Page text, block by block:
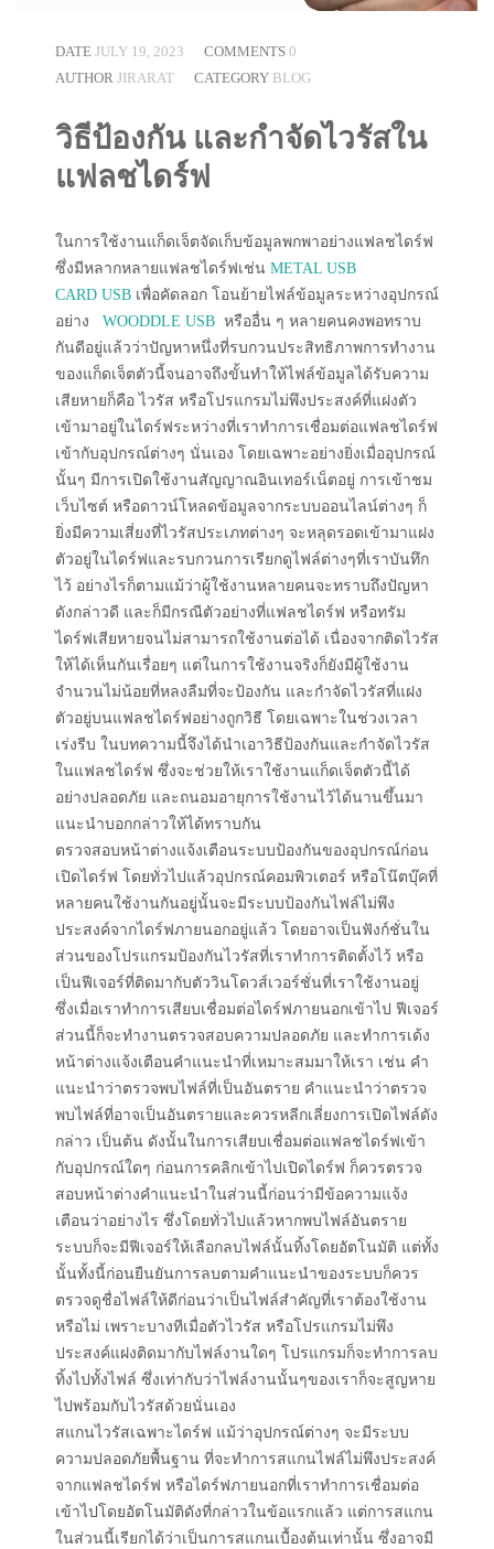
DATE JULY 19, 2023 COMMENTS 0
AUTHOR JIRARAT CATEGORY BLOG
วิธีป้องกัน และกำจัดไวรัสใน
แฟลชไดร์ฟ
ในการใช้งานแก็ดเจ็ตจัดเก็บข้อมูลพกพาอย่างแฟลชไดร์ฟ
ซึ่งมีหลากหลายแฟลชไดร์ฟเช่น METAL USB
CARD USB เพื่อคัดลอก โอนย้ายไฟล์ข้อมูลระหว่างอุปกรณ์
อย่าง WOODDLE USB หรืออื่น ๆ หลายคนคงพอทราบ
กันดีอยู่แล้วว่าปัญหาหนึ่งที่รบกวนประสิทธิภาพการทำงาน
ของแก็ดเจ็ตตัวนี้จนอาจถึงขั้นทำให้ไฟล์ข้อมูลได้รับความ
เสียหายก็คือ ไวรัส หรือโปรแกรมไม่พึงประสงค์ที่แฝงตัว
เข้ามาอยู่ในไดร์ฟระหว่างที่เราทำการเชื่อมต่อแฟลชไดร์ฟ
เข้ากับอุปกรณ์ต่างๆ นั่นเอง โดยเฉพาะอย่างยิ่งเมื่ออุปกรณ์
นั้นๆ มีการเปิดใช้งานสัญญาณอินเทอร์เน็ตอยู่ การเข้าชม
เว็บไซต์ หรือดาวน์โหลดข้อมูลจากระบบออนไลน์ต่างๆ ก็
ยิ่งมีความเสี่ยงที่ไวรัสประเภทต่างๆ จะหลุดรอดเข้ามาแฝง
ตัวอยู่ในไดร์ฟและรบกวนการเรียกดูไฟล์ต่างๆที่เราบันทึก
ไว้ อย่างไรก็ตามแม้ว่าผู้ใช้งานหลายคนจะทราบถึงปัญหา
ดังกล่าวดี และก็มีกรณีตัวอย่างที่แฟลชไดร์ฟ หรือทรัม
ไดร์ฟเสียหายจนไม่สามารถใช้งานต่อได้ เนื่องจากติดไวรัส
ให้ได้เห็นกันเรื่อยๆ แต่ในการใช้งานจริงก็ยังมีผู้ใช้งาน
จำนวนไม่น้อยที่หลงลืมที่จะป้องกัน และกำจัดไวรัสที่แฝง
ตัวอยู่บนแฟลชไดร์ฟอย่างถูกวิธี โดยเฉพาะในช่วงเวลา
เร่งรีบ ในบทความนี้จึงได้นำเอาวิธีป้องกันและกำจัดไวรัส
ในแฟลชไดร์ฟ ซึ่งจะช่วยให้เราใช้งานแก็ดเจ็ตตัวนี้ได้
อย่างปลอดภัย และถนอมอายุการใช้งานไว้ได้นานขึ้นมา
แนะนำบอกกล่าวให้ได้ทราบกัน
ตรวจสอบหน้าต่างแจ้งเตือนระบบป้องกันของอุปกรณ์ก่อน
เปิดไดร์ฟ โดยทั่วไปแล้วอุปกรณ์คอมพิวเตอร์ หรือโน๊ตบุ๊คที่
หลายคนใช้งานกันอยู่นั้นจะมีระบบป้องกันไฟล์ไม่พึง
ประสงค์จากไดร์ฟภายนอกอยู่แล้ว โดยอาจเป็นฟังก์ชั่นใน
ส่วนของโปรแกรมป้องกันไวรัสที่เราทำการติดตั้งไว้ หรือ
เป็นฟีเจอร์ที่ติดมากับตัววินโดวส์เวอร์ชั่นที่เราใช้งานอยู่
ซึ่งเมื่อเราทำการเสียบเชื่อมต่อไดร์ฟภายนอกเข้าไป ฟีเจอร์
ส่วนนี้ก็จะทำงานตรวจสอบความปลอดภัย และทำการเด้ง
หน้าต่างแจ้งเตือนคำแนะนำที่เหมาะสมมาให้เรา เช่น คำ
แนะนำว่าตรวจพบไฟล์ที่เป็นอันตราย คำแนะนำว่าตรวจ
พบไฟล์ที่อาจเป็นอันตรายและควรหลีกเลี่ยงการเปิดไฟล์ดัง
กล่าว เป็นต้น ดังนั้นในการเสียบเชื่อมต่อแฟลชไดร์ฟเข้า
กับอุปกรณ์ใดๆ ก่อนการคลิกเข้าไปเปิดไดร์ฟ ก็ควรตรวจ
สอบหน้าต่างคำแนะนำในส่วนนี้ก่อนว่ามีข้อความแจ้ง
เตือนว่าอย่างไร ซึ่งโดยทั่วไปแล้วหากพบไฟล์อันตราย
ระบบก็จะมีฟีเจอร์ให้เลือกลบไฟล์นั้นทิ้งโดยอัตโนมัติ แต่ทั้ง
นั้นทั้งนี้ก่อนยืนยันการลบตามคำแนะนำของระบบก็ควร
ตรวจดูชื่อไฟล์ให้ดีก่อนว่าเป็นไฟล์สำคัญที่เราต้องใช้งาน
หรือไม่ เพราะบางทีเมื่อตัวไวรัส หรือโปรแกรมไม่พึง
ประสงค์แฝงติดมากับไฟล์งานใดๆ โปรแกรมก็จะทำการลบ
ทิ้งไปทั้งไฟล์ ซึ่งเท่ากับว่าไฟล์งานนั้นๆของเราก็จะสูญหาย
ไปพร้อมกับไวรัสด้วยนั่นเอง
สแกนไวรัสเฉพาะไดร์ฟ แม้ว่าอุปกรณ์ต่างๆ จะมีระบบ
ความปลอดภัยพื้นฐาน ที่จะทำการสแกนไฟล์ไม่พึงประสงค์
จากแฟลชไดร์ฟ หรือไดร์ฟภายนอกที่เราทำการเชื่อมต่อ
เข้าไปโดยอัตโนมัติดังที่กล่าวในข้อแรกแล้ว แต่การสแกน
ในส่วนนี้เรียกได้ว่าเป็นการสแกนเบื้องต้นเท่านั้น ซึ่งอาจมี